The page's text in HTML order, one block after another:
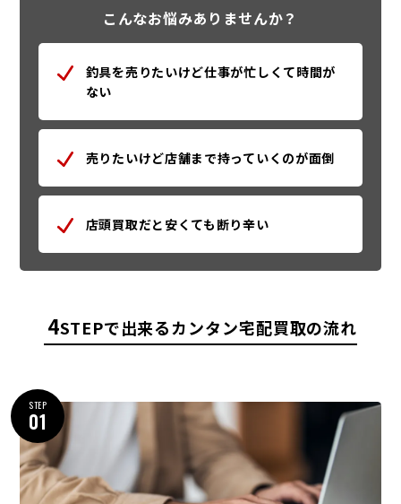
こんなお悩みありませんか？
釣具を売りたいけど仕事が忙しくて時間が
ない
売りたいけど店舗まで持っていくのが面倒
店頭買取だと安くても断り辛い
4STEPで出来るカンタン宅配買取の流れ
STEP
01